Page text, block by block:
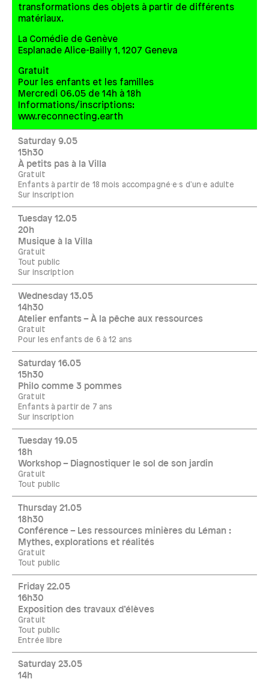
transformations des objets à partir de différents
matériaux.
La Comédie de Genève
Esplanade Alice-Bailly 1, 1207 Geneva
Gratuit
Pour les enfants et les familles
Mercredi 06.05 de 14h à 18h
Informations/inscriptions:
www.reconnecting.earth
Saturday 9.05
15h30
À petits pas à la Villa
Gratuit
Enfants à partir de 18 mois accompagné·e·s d'un·e adulte
Sur inscription
Tuesday 12.05
20h
Musique à la Villa
Gratuit
Tout public
Sur inscription
Wednesday 13.05
14h30
Atelier enfants – À la pêche aux ressources
Gratuit
Pour les enfants de 6 à 12 ans
Saturday 16.05
15h30
Philo comme 3 pommes
Gratuit
Enfants à partir de 7 ans
Sur inscription
Tuesday 19.05
18h
Workshop – Diagnostiquer le sol de son jardin
Gratuit
Tout public
Thursday 21.05
18h30
Conférence – Les ressources minières du Léman :
Mythes, explorations et réalités
Gratuit
Tout public
Friday 22.05
16h30
Exposition des travaux d’élèves
Gratuit
Tout public
Entrée libre
Saturday 23.05
14h